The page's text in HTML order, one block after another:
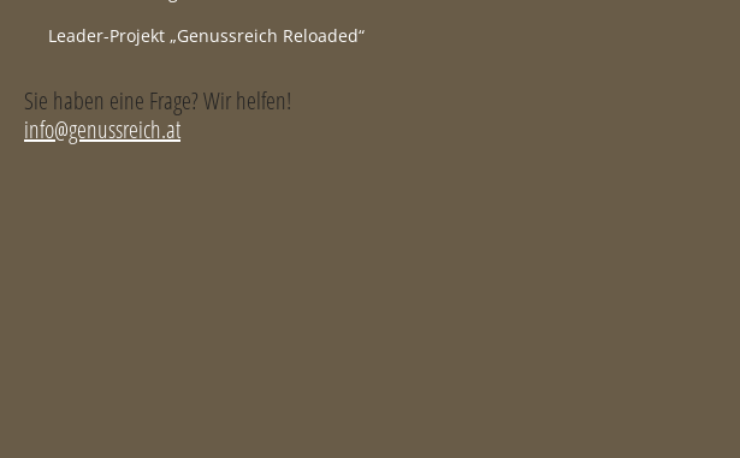
Leader-Projekt „Genussreich Reloaded“
Sie haben eine Frage? Wir helfen!
info@genussreich.at